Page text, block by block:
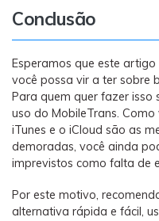
Conclusão
Esperamos que este
você possa vir a ter sobre
Para quem quer fazer isso
uso do MobileTrans.
iTunes e o iCloud são as
demoradas, você ainda
imprevistos como falta de
Por este motivo,
alternativa rápida e fácil,